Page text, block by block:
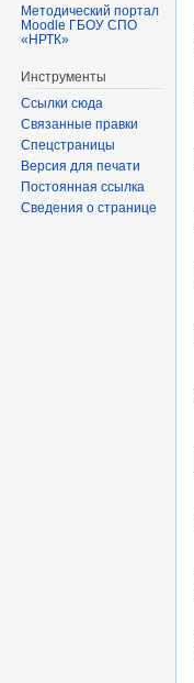
Методический портал
Moodle ГБОУ СПО
«НРТК»
Инструменты
Ссылки сюда
Связанные правки
Спецстраницы
Версия для печати
Постоянная ссылка
Сведения о странице